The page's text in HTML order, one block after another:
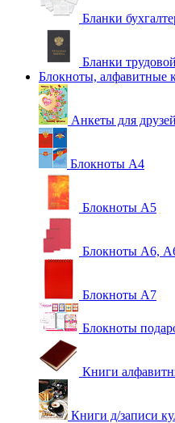
Бланки
Бланки
Блокноты, алфавитные
Анкеты для
Блокноты А4
Блокноты А5
Блокноты А6,
Блокноты А7
Блокноты
Книги
Книги д/записи